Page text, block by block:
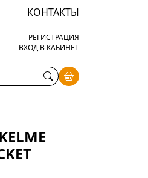
КОНТАКТЫ
РЕГИСТРАЦИЯ
ВХОД В КАБИНЕТ